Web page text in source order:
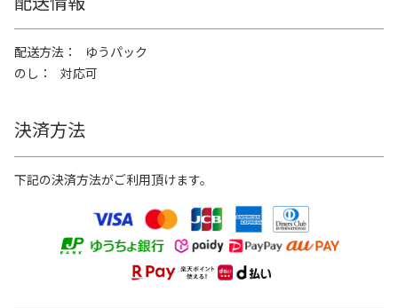
配送方法
ゆうパック
のし
対応可
決済方法
下記の決済方法がご利用頂けます。